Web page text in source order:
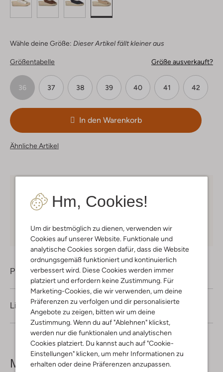
Hm, Cookies!
Um dir bestmöglich zu dienen, verwenden wir
Cookies auf unserer Website. Funktionale und
analytische Cookies sorgen dafür, dass die Website
ordnungsgemäß funktioniert und kontinuierlich
verbessert wird. Diese Cookies werden immer
platziert und erfordern keine Zustimmung. Für
Marketing-Cookies, die wir verwenden, um deine
Präferenzen zu verfolgen und dir personalisierte
Angebote zu zeigen, bitten wir um deine
Zustimmung. Wenn du auf "Ablehnen" klickst,
werden nur die funktionalen und analytischen
Cookies platziert. Du kannst auch auf "Cookie-
Einstellungen" klicken, um mehr Informationen zu
erhalten oder deine Präferenzen anzupassen.
Wähle deine Größe: Dieser Artikel fällt kleiner aus
Größentabelle Größe ausverkauft?
36 37 38 39 40 41 42
In den Warenkorb
Ähnliche Artikel
Kostenloser Versand
Mitglieder in Deutschland
Produktinformation
Lieferung & Rückgabe
Mehr sehen